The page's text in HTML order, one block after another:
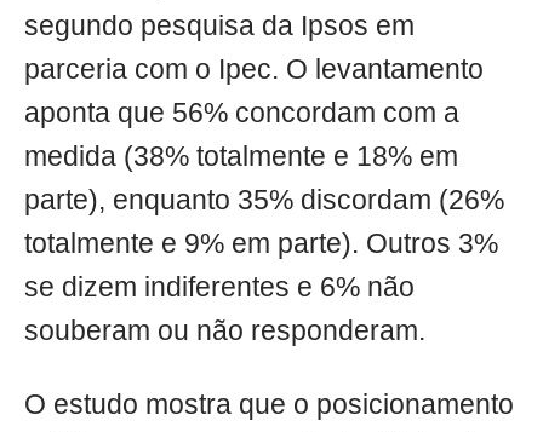
segundo pesquisa da Ipsos em
parceria com o Ipec. O levantamento
aponta que 56% concordam com a
medida (38% totalmente e 18% em
parte), enquanto 35% discordam (26%
totalmente e 9% em parte). Outros 3%
se dizem indiferentes e 6% não
souberam ou não responderam.
O estudo mostra que o posicionamento